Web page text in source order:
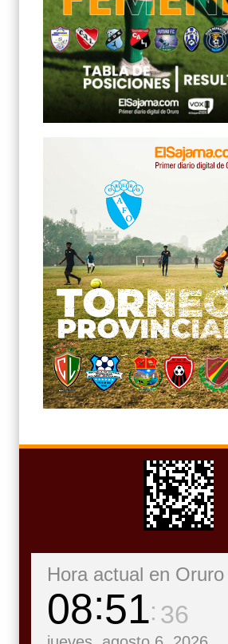
Hora actual en Oruro
08 51 37